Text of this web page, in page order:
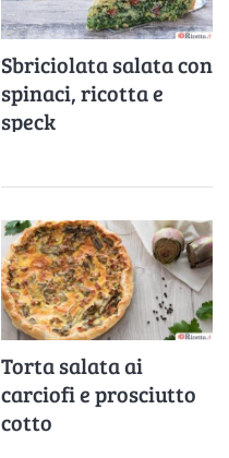
Sbriciolata salata con
spinaci, ricotta e
speck
Torta salata ai
carciofi e prosciutto
cotto